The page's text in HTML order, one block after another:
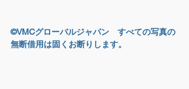
©VMCグローバルジャパン　すべての写真の
無断借用は固くお断りします。